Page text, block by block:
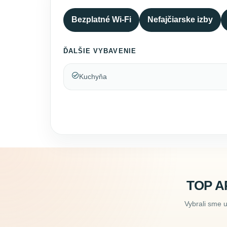
Bezplatné Wi-Fi Nefajčiarske izby
ĎALŠIE VYBAVENIE
Kuchyňa
TOP
Vybrali sme